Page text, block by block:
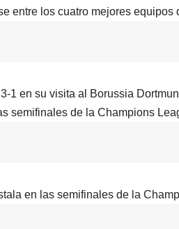
entre los cuatro mejores equipos
1 en su visita al Borussia
semifinales de la Champions
en las semifinales de la